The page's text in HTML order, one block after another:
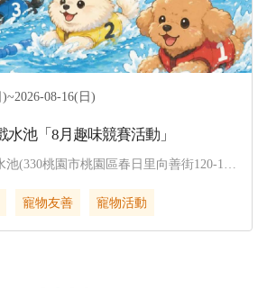
08-16(日)
池「8月趣味競賽活動」
(330桃園市桃園區春日里向善街120-1
寵物友善 寵物活動